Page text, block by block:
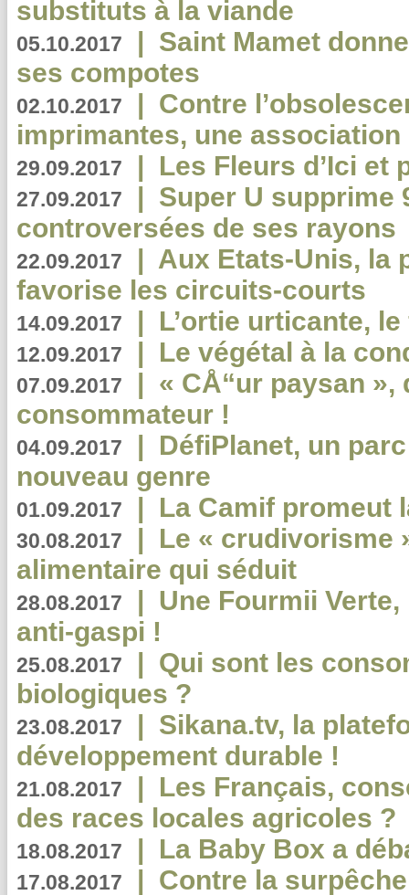
substituts à la viande
05.10.2017 | Saint Mamet
ses compotes
02.10.2017 | Contre
imprimantes, une
29.09.2017 | Les Fleurs d’Ici et
27.09.2017 | Super U supprime
controversées de ses rayons
22.09.2017 | Aux Etats-Unis, la
favorise les circuits-courts
14.09.2017 | L’ortie urticante,
12.09.2017 | Le végétal à la
07.09.2017 | « CÅ“ur paysan
consommateur !
04.09.2017 | DéfiPlanet, un
nouveau genre
01.09.2017 | La Camif promeut
30.08.2017 | Le « crudivorisme
alimentaire qui séduit
28.08.2017 | Une Fourmii
anti-gaspi !
25.08.2017 | Qui sont les
biologiques ?
23.08.2017 | Sikana.tv, la
développement durable !
21.08.2017 | Les Français,
des races locales agricoles ?
18.08.2017 | La Baby Box a
17.08.2017 | Contre la